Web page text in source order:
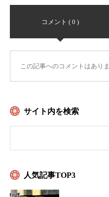
コメント ( 0 )
この記事へのコメントはありま
サイト内を検索
人気記事TOP3